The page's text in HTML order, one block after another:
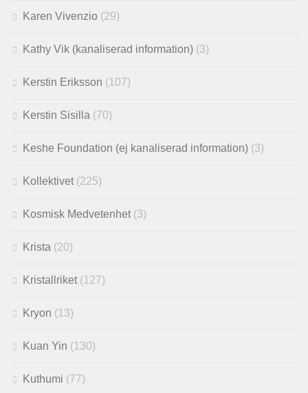
Karen Vivenzio (29)
Kathy Vik (kanaliserad information) (3)
Kerstin Eriksson (107)
Kerstin Sisilla (70)
Keshe Foundation (ej kanaliserad information) (3)
Kollektivet(225)
Kosmisk Medvetenhet(3)
Krista (20)
Kristallriket(127)
Kryon (13)
Kuan Yin (130)
Kuthumi (77)